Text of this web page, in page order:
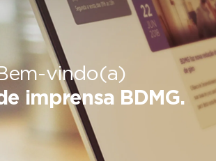
vindo(a)
imprensa BDMG.